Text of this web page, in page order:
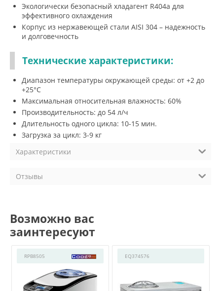
Экологически безопасный хладагент R404a для
эффективного охлаждения
Корпус из нержавеющей стали AISI 304 – надежность
и долговечность
Технические характеристики:
Диапазон температуры окружающей среды: от +2 до
+25°С
Максимальная относительная влажность: 60%
Производительность: до 54 л/ч
Длительность одного цикла: 10-15 мин.
Загрузка за цикл: 3-9 кг
Характеристики
Отзывы
Возможно вас
заинтересуют
RPB8505 EQ374576